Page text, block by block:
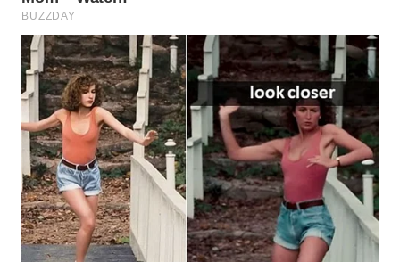
WN
LIKUPANG
WN
LABUANBAJO
WN
BORNEO
Wahana
Media
Group